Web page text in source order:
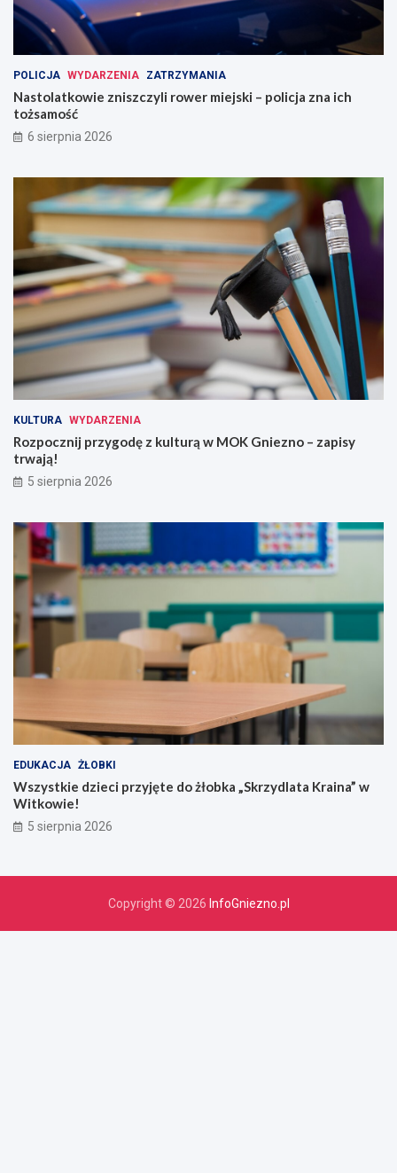
POLICJA WYDARZENIA ZATRZYMANIA
Nastolatkowie zniszczyli rower miejski – policja zna ich
tożsamość
6 sierpnia 2026
KULTURA WYDARZENIA
Rozpocznij przygodę z kulturą w MOK Gniezno – zapisy
trwają!
5 sierpnia 2026
EDUKACJA ŻŁOBKI
Wszystkie dzieci przyjęte do żłobka „Skrzydlata Kraina” w
Witkowie!
5 sierpnia 2026
Copyright © 2026 InfoGniezno.pl